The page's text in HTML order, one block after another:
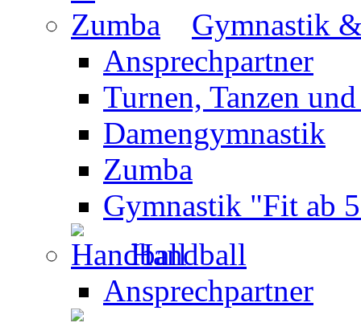
Gymnastik
Ansprechpartner
Turnen, Tanzen
Damengymnastik
Zumba
Gymnastik "Fit ab
Handball
Ansprechpartner